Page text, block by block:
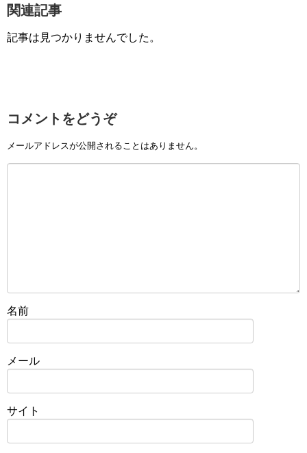
関連記事
記事は見つかりませんでした。
コメントをどうぞ
メールアドレスが公開されることはありません。
名前
メール
サイト